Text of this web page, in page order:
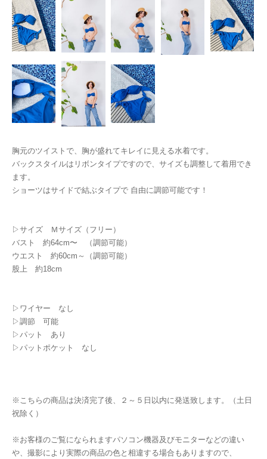
胸元のツイストで、胸が盛れてキレイに見える水着です。
バックスタイルはリボンタイプですので、サイズも調整して着用でき
ます。
ショーツはサイドで結ぶタイプで 自由に調節可能です！
▷サイズ Ｍサイズ（フリー）
バスト 約64cm〜 （調節可能）
ウエスト 約60cm～（調節可能）
股上 約18cm
▷ワイヤー なし
▷調節 可能
▷パット あり
▷パットポケット なし
※こちらの商品は決済完了後、２～５日以内に発送致します。（土日
祝除く）
※お客様のご覧になられますパソコン機器及びモニターなどの違い
や、撮影により実際の商品の色と相違する場合もありますので、